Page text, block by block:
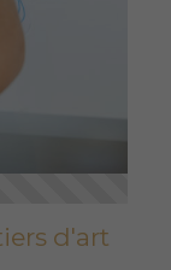
d'art